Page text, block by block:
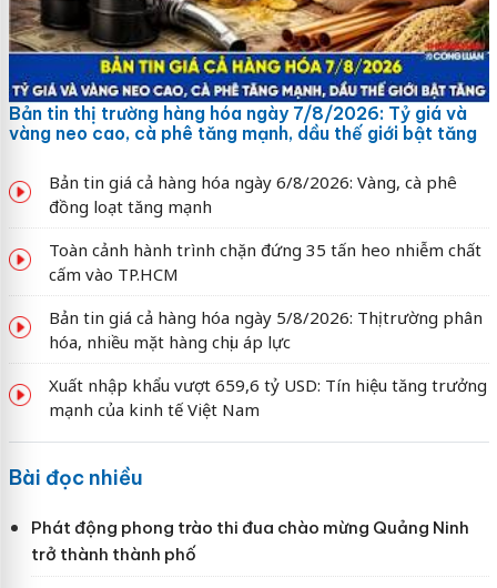
Bản tin thị trường hàng hóa ngày 7/8/2026: Tỷ giá và
vàng neo cao, cà phê tăng mạnh, dầu thế giới bật tăng
Bản tin giá cả hàng hóa ngày 6/8/2026: Vàng, cà phê
đồng loạt tăng mạnh
Toàn cảnh hành trình chặn đứng 35 tấn heo nhiễm chất
cấm vào TP.HCM
Bản tin giá cả hàng hóa ngày 5/8/2026: Thị trường phân
hóa, nhiều mặt hàng chịu áp lực
Xuất nhập khẩu vượt 659,6 tỷ USD: Tín hiệu tăng trưởng
mạnh của kinh tế Việt Nam
Bài đọc nhiều
Phát động phong trào thi đua chào mừng Quảng Ninh
trở thành thành phố